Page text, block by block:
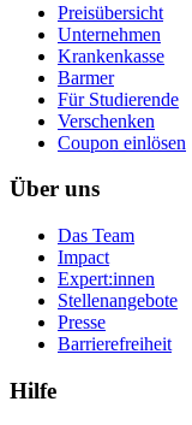
Preisübersicht
Unternehmen
Krankenkasse
Barmer
Für Studierende
Ver­schen­ken
Coupon einlösen
Über uns
Das Team
Impact
Expert:innen
Stellenangebote
Presse
Barrierefreiheit
Hilfe